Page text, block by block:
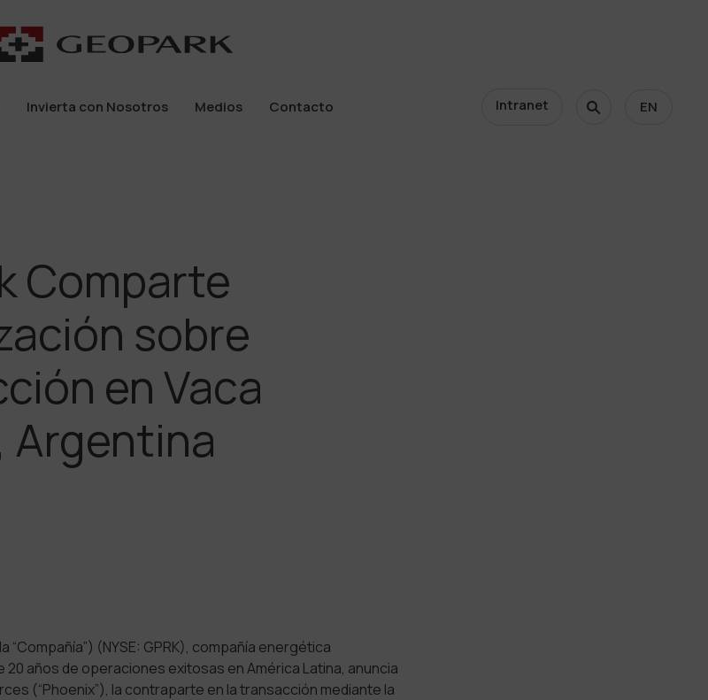
Invierta con Nosotros
Medios
Contacto
Intranet EN
Comparte
sobre
en Vaca
Argentina
“Compañía”) (NYSE: GPRK), compañía energética
20 años de operaciones exitosas en América Latina, anuncia
(“Phoenix”), la contraparte en la transacción mediante la